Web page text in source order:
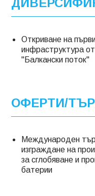
Откриване на
инфраструктура
"Балкански поток"
ОФЕРТИ/
Международен
изграждане на
за сглобяване и
батерии